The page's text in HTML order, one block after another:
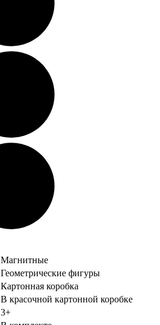
Магнитные
Геометрические фигуры
Картонная коробка
В красочной картонной коробке
3+